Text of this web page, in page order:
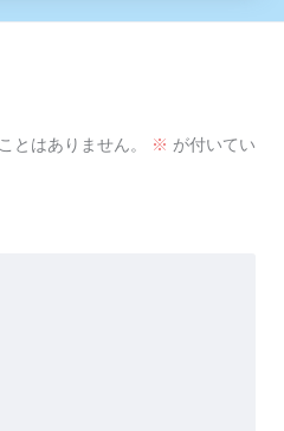
とはありません。 ※ が付いてい